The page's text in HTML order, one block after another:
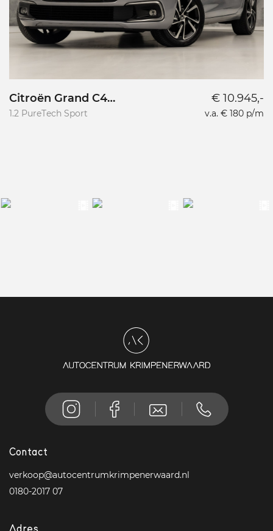
Citroën Grand C4
Picasso
1.2 PureTech Sport
€ 10.945,-
v.a. € 180 p/m
Contact
verkoop@autocentrumkrimpenerwaard.nl
0180-2017 07